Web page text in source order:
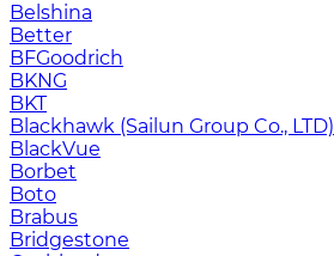
Belshina
Better
BFGoodrich
BKNG
BKT
Blackhawk (Sailun Group Co., LTD)
BlackVue
Borbet
Boto
Brabus
Bridgestone